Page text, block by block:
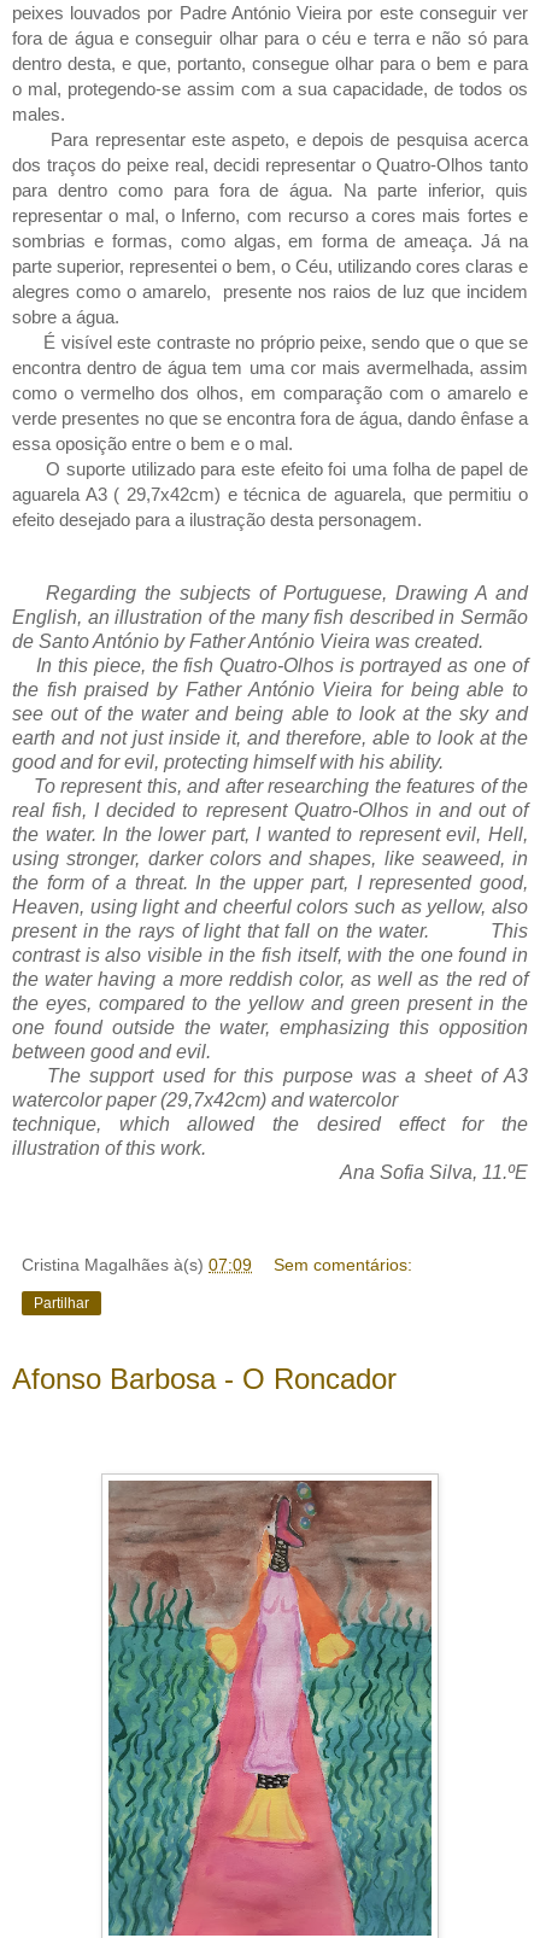
peixes louvados por Padre António Vieira por este conseguir ver
fora de água e conseguir olhar para o céu e terra e não só para
dentro desta, e que, portanto, consegue olhar para o bem e para
o mal, protegendo-se assim com a sua capacidade, de todos os
males.
Para representar este aspeto, e depois de pesquisa acerca
dos traços do peixe real, decidi representar o Quatro-Olhos tanto
para dentro como para fora de água. Na parte inferior, quis
representar o mal, o Inferno, com recurso a cores mais fortes e
sombrias e formas, como algas, em forma de ameaça. Já na
parte superior, representei o bem, o Céu, utilizando cores claras e
alegres como o amarelo, presente nos raios de luz que incidem
sobre a água.
É visível este contraste no próprio peixe, sendo que o que se
encontra dentro de água tem uma cor mais avermelhada, assim
como o vermelho dos olhos, em comparação com o amarelo e
verde presentes no que se encontra fora de água, dando ênfase a
essa oposição entre o bem e o mal.
O suporte utilizado para este efeito foi uma folha de papel de
aguarela A3 ( 29,7x42cm) e técnica de aguarela, que permitiu o
efeito desejado para a ilustração desta personagem.
Regarding the subjects of Portuguese, Drawing A and
English, an illustration of the many fish described in Sermão
de Santo António by Father António Vieira was created.
In this piece, the fish Quatro-Olhos is portrayed as one of
the fish praised by Father António Vieira for being able to
see out of the water and being able to look at the sky and
earth and not just inside it, and therefore, able to look at the
good and for evil, protecting himself with his ability.
To represent this, and after researching the features of the
real fish, I decided to represent Quatro-Olhos in and out of
the water. In the lower part, I wanted to represent evil, Hell,
using stronger, darker colors and shapes, like seaweed, in
the form of a threat. In the upper part, I represented good,
Heaven, using light and cheerful colors such as yellow, also
present in the rays of light that fall on the water.
This
contrast is also visible in the fish itself, with the one found in
the water having a more reddish color, as well as the red of
the eyes, compared to the yellow and green present in the
one found outside the water, emphasizing this opposition
between good and evil.
The support used for this purpose was a sheet of A3
watercolor paper (29,7x42cm) and watercolor
technique, which allowed the desired effect for the
illustration of this work.
Ana Sofia Silva, 11.ºE
Cristina Magalhães à(s) 07:09 Sem comentários:
Partilhar
Afonso Barbosa - O Roncador